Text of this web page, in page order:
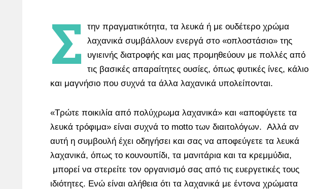
Σ
την πραγματικότητα, τα λευκά ή με ουδέτερο χρώμα
λαχανικά συμβάλλουν ενεργά στο «οπλοστάσιο» της
υγιεινής διατροφής και μας προμηθεύουν με πολλές από
τις βασικές απαραίτητες ουσίες, όπως φυτικές ίνες, κάλιο
και μαγνήσιο που συχνά τα άλλα λαχανικά υπολείπονται.
«Τρώτε ποικιλία από πολύχρωμα λαχανικά» και «αποφύγετε τα
λευκά τρόφιμα» είναι συχνά το motto των διαιτολόγων. Αλλά αν
αυτή η συμβουλή έχει οδηγήσει και σας να αποφεύγετε τα λευκά
λαχανικά, όπως το κουνουπίδι, τα μανιτάρια και τα κρεμμύδια,
μπορεί να στερείτε τον οργανισμό σας από τις ευεργετικές τους
ιδιότητες. Ενώ είναι αλήθεια ότι τα λαχανικά με έντονα χρώματα